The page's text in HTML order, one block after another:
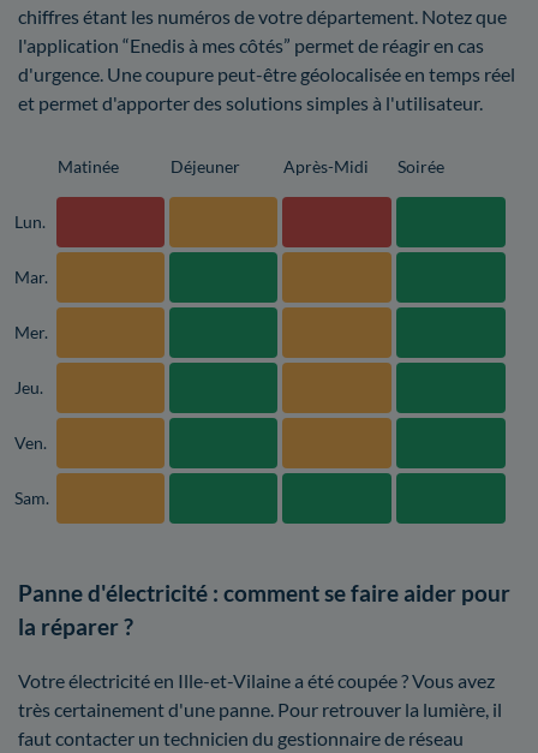
chiffres étant les numéros de votre département. Notez que
l'application “Enedis à mes côtés” permet de réagir en cas
d'urgence. Une coupure peut-être géolocalisée en temps réel
et permet d'apporter des solutions simples à l'utilisateur.
Matinée Déjeuner Après-Midi Soirée
Lun.
Mar.
Mer.
Jeu.
Ven.
Sam.
Panne d'électricité : comment se faire aider pour
la réparer ?
Votre électricité en Ille-et-Vilaine a été coupée ? Vous avez
très certainement d'une panne. Pour retrouver la lumière, il
faut contacter un technicien du gestionnaire de réseau